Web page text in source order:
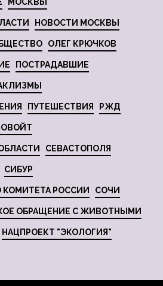
МОСКВЫ
НОВОСТИ МОСКВЫ
ОЛЕГ КРЮЧКОВ
ПОСТРАДАВШИЕ
ПУТЕШЕСТВИЯ РЖД
СЕВАСТОПОЛЯ
СИБУР
РОССИИ СОЧИ
ОБРАЩЕНИЕ С ЖИВОТНЫМИ
НАЦПРОЕКТ "ЭКОЛОГИЯ"